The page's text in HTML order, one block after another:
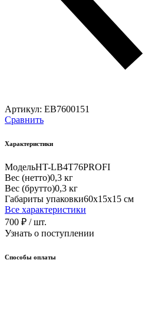
Артикул: EB7600151
Сравнить
Характеристики
МодельHT-LB4T76PROFI
Вес (нетто)0,3 кг
Вес (брутто)0,3 кг
Габариты упаковки60х15х15 см
Все характеристики
700 ₽ / шт.
Узнать о поступлении
Способы оплаты